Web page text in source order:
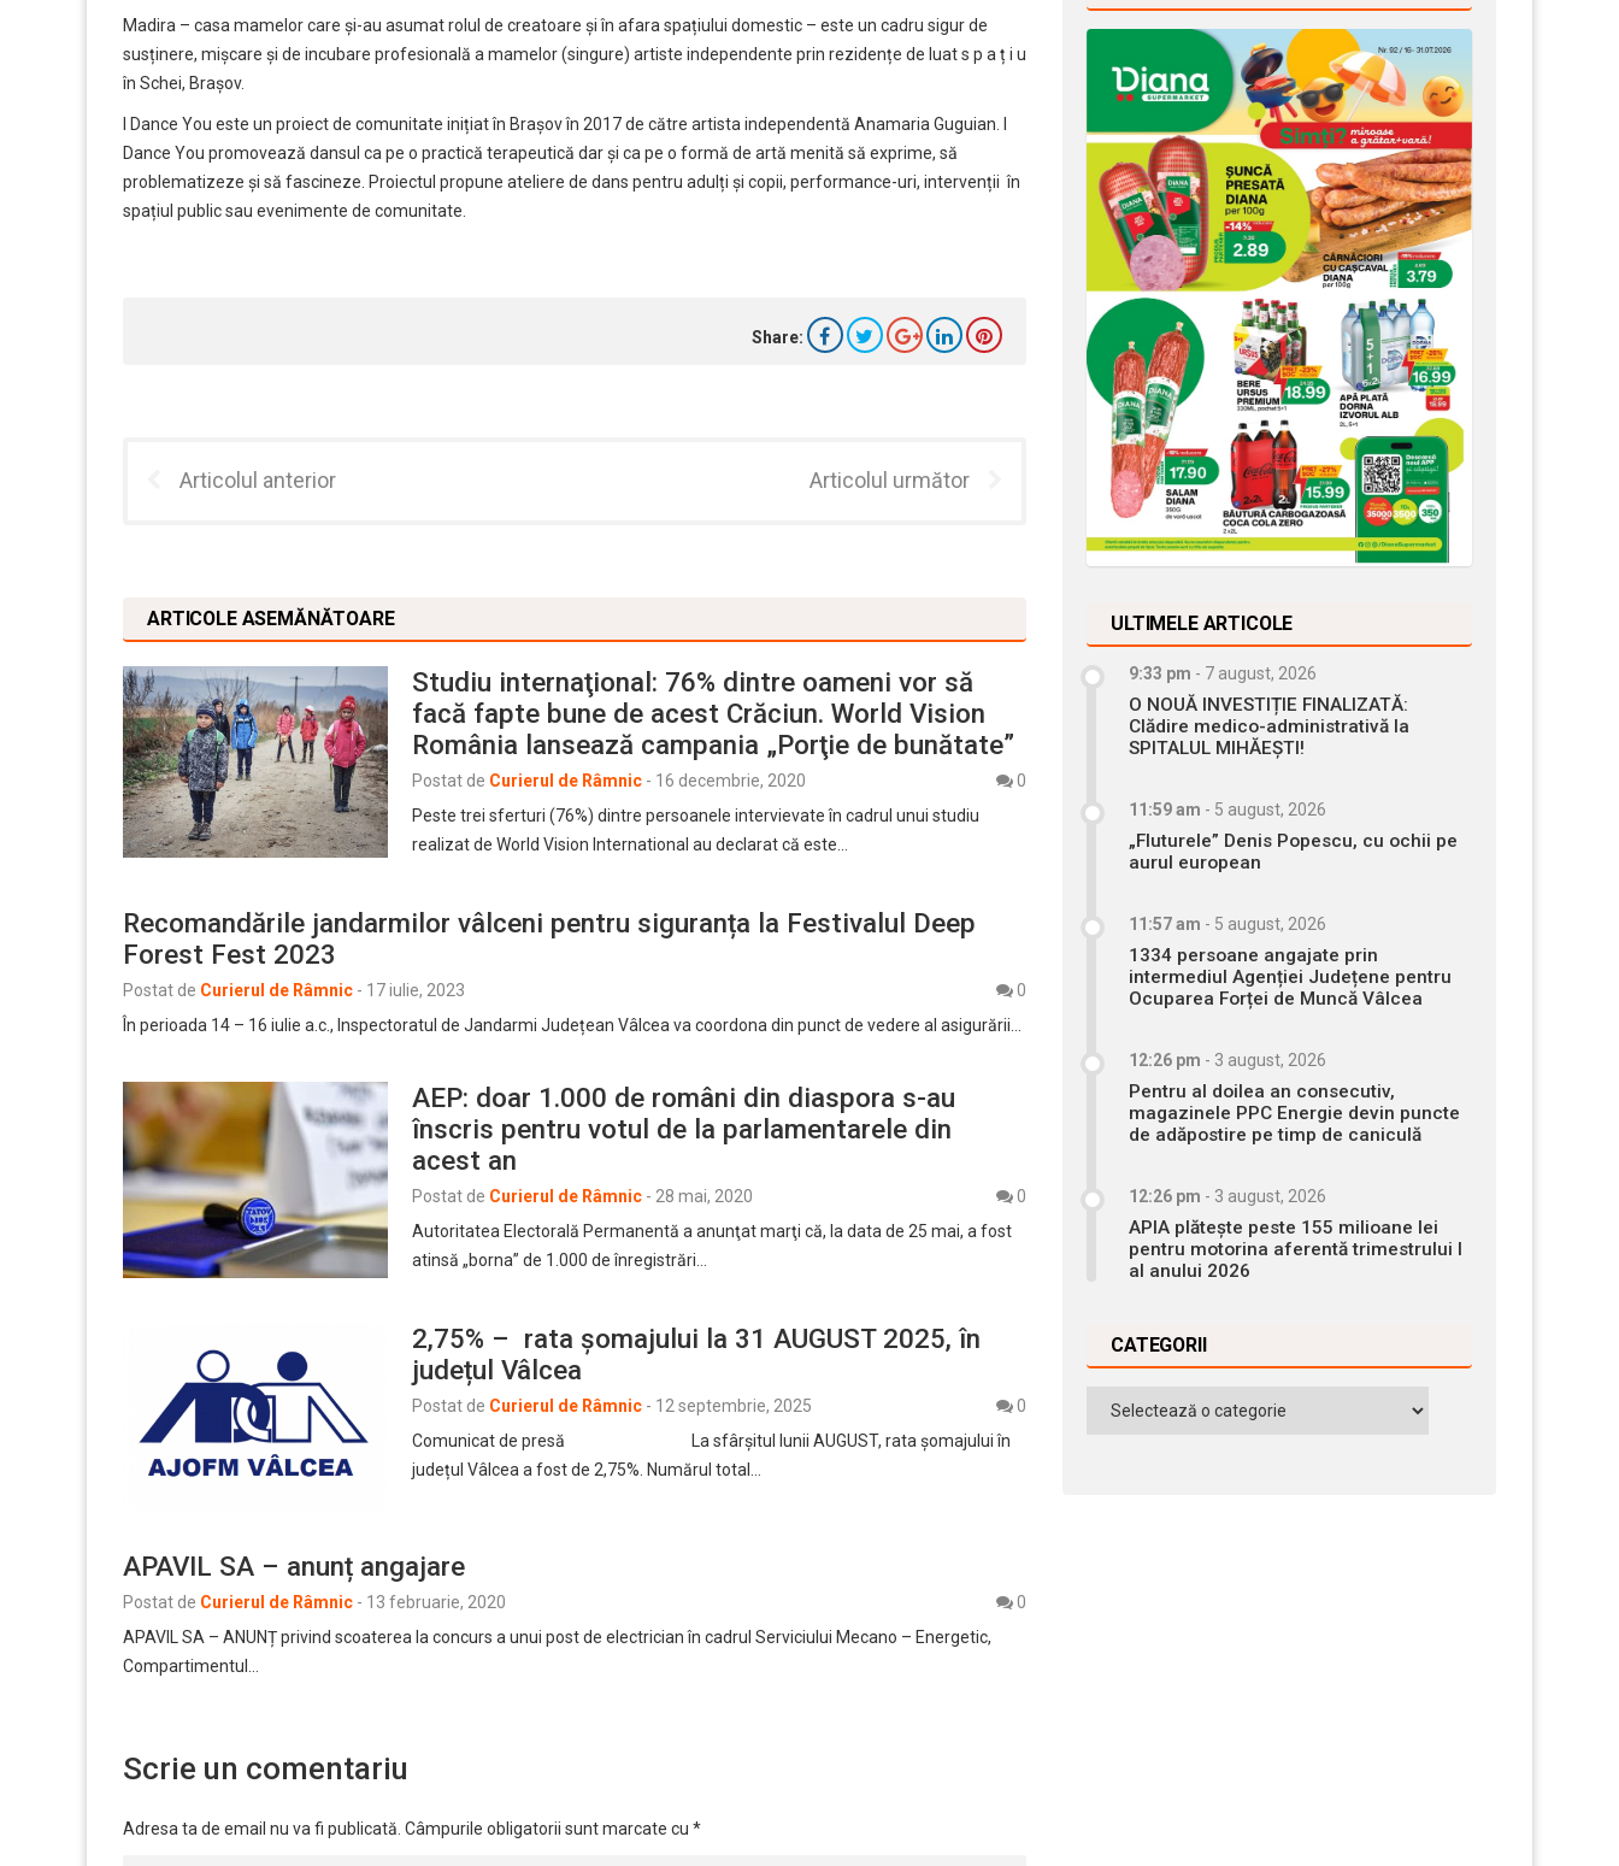
Madira – casa mamelor care și-au asumat rolul de creatoare și în afara spațiului domestic – este un cadru sigur de
susținere, mișcare și de incubare profesională a mamelor (singure) artiste independente prin rezidențe de luat s p a ț i u
în Schei, Brașov.
I Dance You este un proiect de comunitate inițiat în Brașov în 2017 de către artista independentă Anamaria Guguian. I
Dance You promovează dansul ca pe o practică terapeutică dar și ca pe o formă de artă menită să exprime, să
problematizeze și să fascineze. Proiectul propune ateliere de dans pentru adulți și copii, performance-uri, intervenții în
spațiul public sau evenimente de comunitate.
Share:
Articolul anterior Articolul următor
ARTICOLE ASEMĂNĂTOARE
Studiu internaţional: 76% dintre oameni vor să
facă fapte bune de acest Crăciun. World Vision
România lansează campania „Porţie de bunătate”
Postat de Curierul de Râmnic - 16 decembrie, 2020
0
Peste trei sferturi (76%) dintre persoanele intervievate în cadrul unui studiu
realizat de World Vision International au declarat că este…
Recomandările jandarmilor vâlceni pentru siguranța la Festivalul Deep
Forest Fest 2023
Postat de Curierul de Râmnic - 17 iulie, 2023
0
În perioada 14 – 16 iulie a.c., Inspectoratul de Jandarmi Județean Vâlcea va coordona din punct de vedere al asigurării…
AEP: doar 1.000 de români din diaspora s-au
înscris pentru votul de la parlamentarele din
acest an
Postat de Curierul de Râmnic - 28 mai, 2020
0
Autoritatea Electorală Permanentă a anunţat marţi că, la data de 25 mai, a fost
atinsă „borna” de 1.000 de înregistrări…
2,75% – rata şomajului la 31 AUGUST 2025, în
județul Vâlcea
Postat de Curierul de Râmnic - 12 septembrie, 2025
0
Comunicat de presă La sfârşitul lunii AUGUST, rata şomajului în
județul Vâlcea a fost de 2,75%. Numărul total…
APAVIL SA – anunț angajare
Postat de Curierul de Râmnic - 13 februarie, 2020
0
APAVIL SA – ANUNȚ privind scoaterea la concurs a unui post de electrician în cadrul Serviciului Mecano – Energetic,
Compartimentul…
Scrie un comentariu
Adresa ta de email nu va fi publicată. Câmpurile obligatorii sunt marcate cu *
ULTIMELE ARTICOLE
9:33 pm - 7 august, 2026
O NOUĂ INVESTIȚIE FINALIZATĂ:
Clădire medico-administrativă la
SPITALUL MIHĂEȘTI!
11:59 am - 5 august, 2026
„Fluturele” Denis Popescu, cu ochii pe
aurul european
11:57 am - 5 august, 2026
1334 persoane angajate prin
intermediul Agenției Județene pentru
Ocuparea Forței de Muncă Vâlcea
12:26 pm - 3 august, 2026
Pentru al doilea an consecutiv,
magazinele PPC Energie devin puncte
de adăpostire pe timp de caniculă
12:26 pm - 3 august, 2026
APIA plătește peste 155 milioane lei
pentru motorina aferentă trimestrului I
al anului 2026
CATEGORII
Categorii